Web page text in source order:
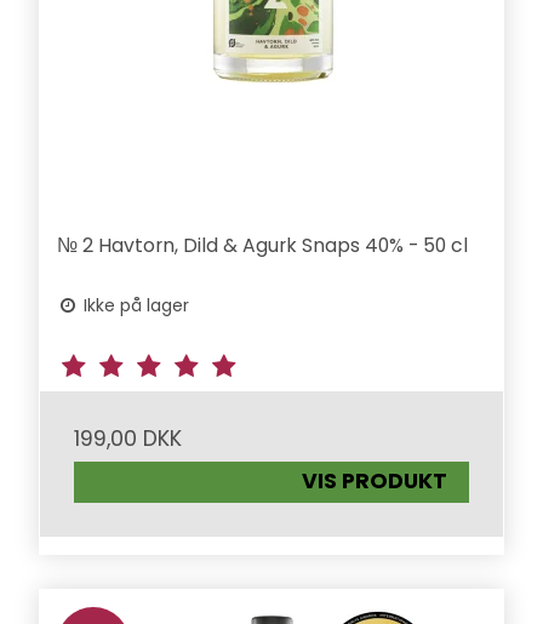
№ 2 Havtorn, Dild & Agurk Snaps 40% - 50 cl
Ikke på lager
199,00 DKK
VIS PRODUKT